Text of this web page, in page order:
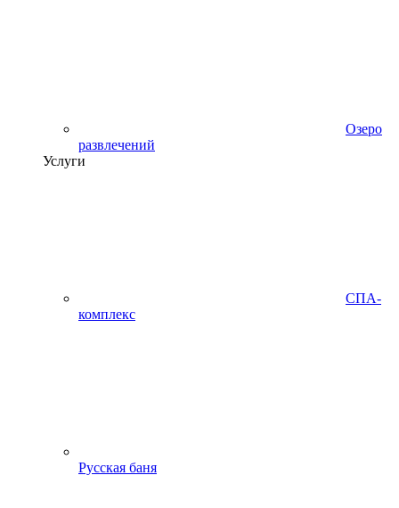
Озеро
развлечений
Услуги
СПА-
комплекс
Русская баня